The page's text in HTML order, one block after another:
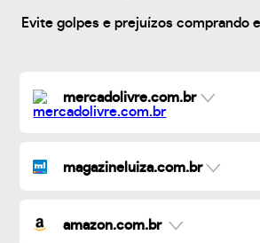
Evite golpes e prejuízos comprando
mercadolivre.com.br
magazineluiza.com.br
amazon.com.br